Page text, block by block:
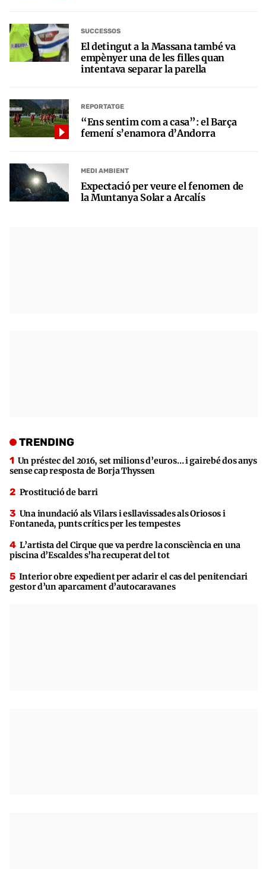
SUCCESSOS
El detingut a la Massana també va
empènyer una de les filles quan
intentava separar la parella
REPORTATGE
“Ens sentim com a casa”: el Barça
femení s’enamora d’Andorra
MEDI AMBIENT
Expectació per veure el fenomen de
la Muntanya Solar a Arcalís
TRENDING
Un préstec del 2016, set milions d’euros… i gairebé dos anys
sense cap resposta de Borja Thyssen
Prostitució de barri
Una inundació als Vilars i esllavissades als Oriosos i
Fontaneda, punts crítics per les tempestes
L’artista del Cirque que va perdre la consciència en una
piscina d’Escaldes s’ha recuperat del tot
Interior obre expedient per aclarir el cas del penitenciari
gestor d’un aparcament d’autocaravanes